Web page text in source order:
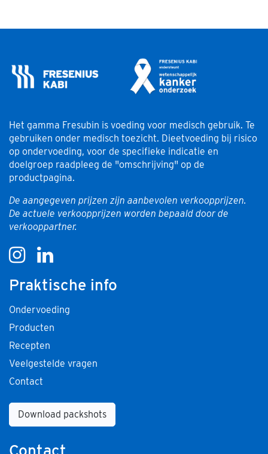
Het gamma Fresubin is voeding voor medisch gebruik. Te
gebruiken onder medisch toezicht. Dieetvoeding bij risico
op ondervoeding, voor de specifieke indicatie en
doelgroep raadpleeg de "omschrijving" op de
productpagina.
De aangegeven prijzen zijn aanbevolen verkoopprijzen.
De actuele verkoopprijzen worden bepaald door de
verkooppartner.
Praktische info
Ondervoeding
Producten
Recepten
Veelgestelde vragen
Contact
Download packshots